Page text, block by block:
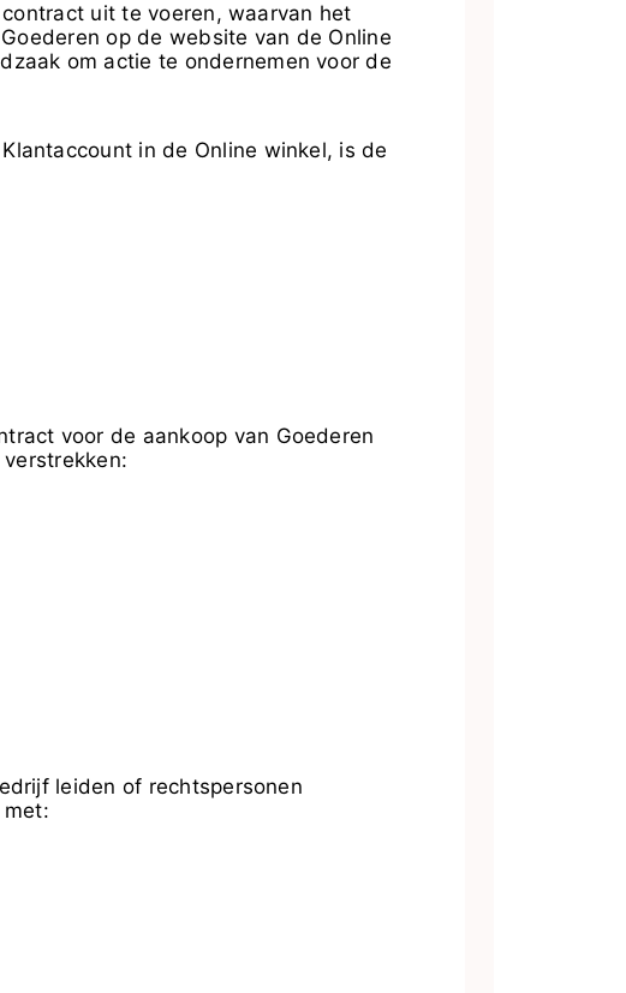
uit te voeren, waarvan het
op de website van de Online
om actie te ondernemen voor de
in de Online winkel, is de
voor de aankoop van Goederen
leiden of rechtspersonen